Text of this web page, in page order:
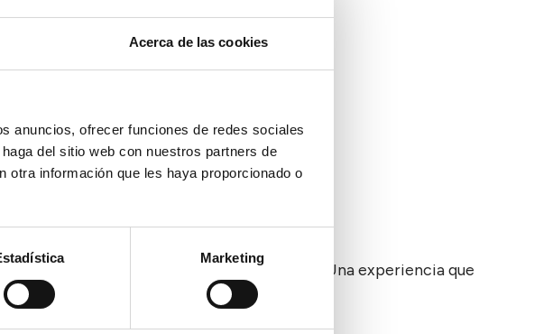
Acerca de las cookies
anuncios, ofrecer funciones de redes sociales
del sitio web con nuestros partners de
otra información que les haya proporcionado o
Marketing
esencial en los ecosistemas marinos. Una experiencia que
por la biodiversidad del mar.